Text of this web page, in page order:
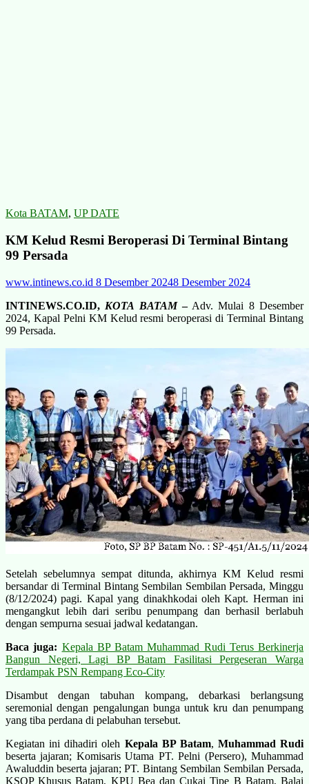
Kota BATAM, UP DATE
KM Kelud Resmi Beroperasi Di Terminal Bintang
99 Persada
www.intinews.co.id 8 Desember 20248 Desember 2024
INTINEWS.CO.ID, KOTA BATAM–Adv. Mulai 8 Desember
2024, Kapal Pelni KM Kelud resmi beroperasi di Terminal Bintang
99 Persada.
Setelah sebelumnya sempat ditunda, akhirnya KM Kelud resmi
bersandar di Terminal Bintang Sembilan Sembilan Persada, Minggu
(8/12/2024) pagi. Kapal yang dinakhkodai oleh Kapt. Herman ini
mengangkut lebih dari seribu penumpang dan berhasil berlabuh
dengan sempurna sesuai jadwal kedatangan.
Baca juga: Kepala BP Batam Muhammad Rudi Terus Berkinerja
Bangun Negeri, Lagi BP Batam Fasilitasi Pergeseran Warga
Terdampak PSN Rempang Eco-City
Disambut dengan tabuhan kompang, debarkasi berlangsung
seremonial dengan pengalungan bunga untuk kru dan penumpang
yang tiba perdana di pelabuhan tersebut.
Kegiatan ini dihadiri oleh Kepala BP Batam, Muhammad Rudi
beserta jajaran; Komisaris Utama PT. Pelni (Persero), Muhammad
Awaluddin beserta jajaran; PT. Bintang Sembilan Sembilan Persada,
KSOP Khusus Batam, KPU Bea dan Cukai Tipe B Batam, Balai